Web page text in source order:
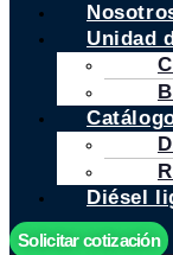
Unidad
Diésel
Solicitar cotización